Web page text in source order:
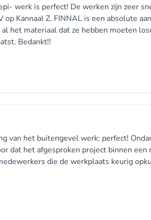
werk is perfect! De werken zijn zeer
Kannaal Z. FINNAL is een absolute
het materiaal dat ze hebben moeten
Bedankt!!
van het buitengevel werk: perfect!
dat het afgesproken project binnen een
die de werkplaats keurig